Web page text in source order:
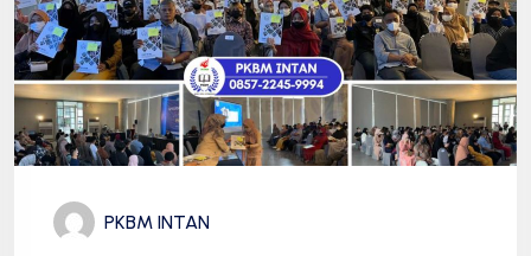
PKBM INTAN